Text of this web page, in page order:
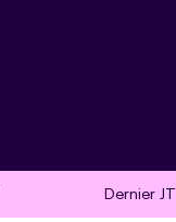
Dernier JT